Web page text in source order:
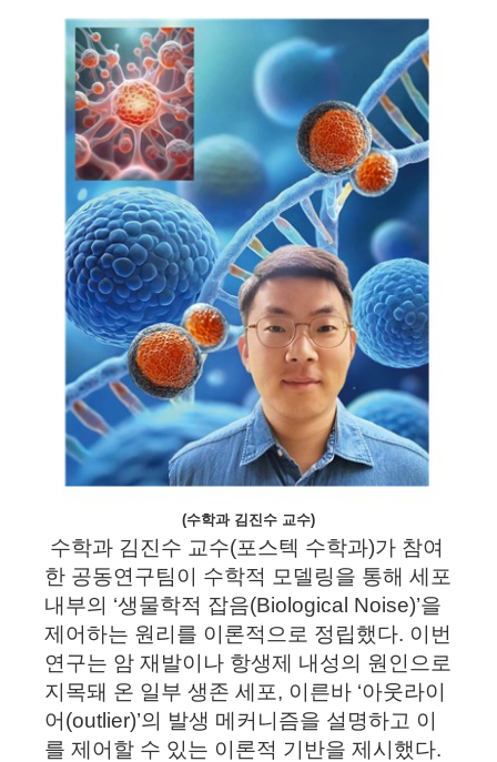
(수학과 김진수 교수)
수학과 김진수 교수(포스텍 수학과)가 참여
한 공동연구팀이 수학적 모델링을 통해 세포
내부의 ‘생물학적 잡음(Biological Noise)’을
제어하는 원리 를 이론적으로 정립했다. 이번
연구는 암 재발이나 항생제 내성의 원인으로
지목돼 온 일부 생존 세포, 이른바 ‘아웃라이
어(outlier)’의 발생 메커니즘을 설명하고 이
를 제어할 수 있는 이론적 기반을 제시했다.